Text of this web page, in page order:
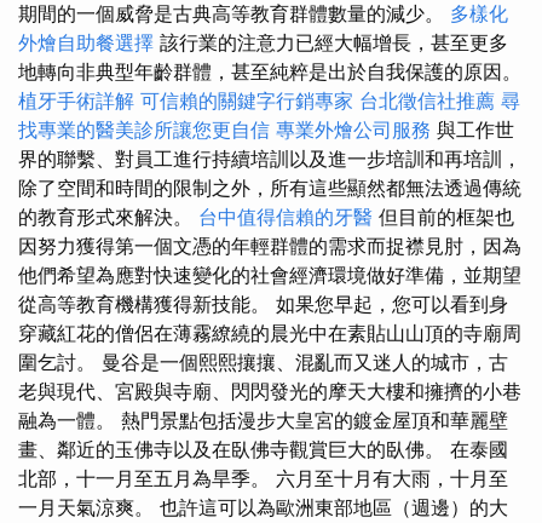
期間的一個威脅是古典高等教育群體數量的減少。 多樣化
外燴自助餐選擇 該行業的注意力已經大幅增長，甚至更多
地轉向非典型年齡群體，甚至純粹是出於自我保護的原因。
植牙手術詳解 可信賴的關鍵字行銷專家 台北徵信社推薦 尋
找專業的醫美診所讓您更自信 專業外燴公司服務 與工作世
界的聯繫、對員工進行持續培訓以及進一步培訓和再培訓，
除了空間和時間的限制之外，所有這些顯然都無法透過傳統
的教育形式來解決。 台中值得信賴的牙醫 但目前的框架也
因努力獲得第一個文憑的年輕群體的需求而捉襟見肘，因為
他們希望為應對快速變化的社會經濟環境做好準備，並期望
從高等教育機構獲得新技能。 如果您早起，您可以看到身
穿藏紅花的僧侶在薄霧繚繞的晨光中在素貼山山頂的寺廟周
圍乞討。 曼谷是一個熙熙攘攘、混亂而又迷人的城市，古
老與現代、宮殿與寺廟、閃閃發光的摩天大樓和擁擠的小巷
融為一體。 熱門景點包括漫步大皇宮的鍍金屋頂和華麗壁
畫、鄰近的玉佛寺以及在臥佛寺觀賞巨大的臥佛。 在泰國
北部，十一月至五月為旱季。 六月至十月有大雨，十月至
一月天氣涼爽。 也許這可以為歐洲東部地區（週邊）的大